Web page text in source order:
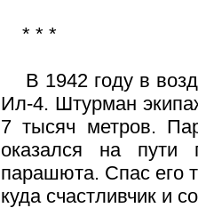
* * *
В 1942 году в
Ил-4. Штурман
7 тысяч метров.
оказался на
парашюта. Спас его
куда счастливчик и